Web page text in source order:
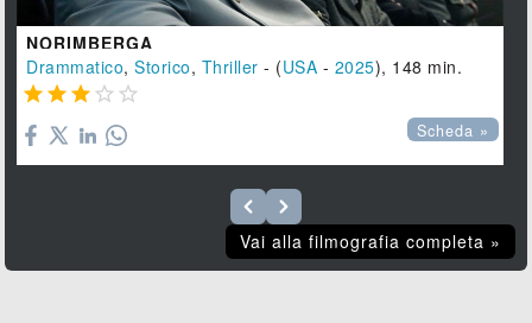
NORIMBERGA
Drammatico,Storico, Thriller - (USA - 2025), 148 min.
    
Scheda »
Vai alla filmografia completa »